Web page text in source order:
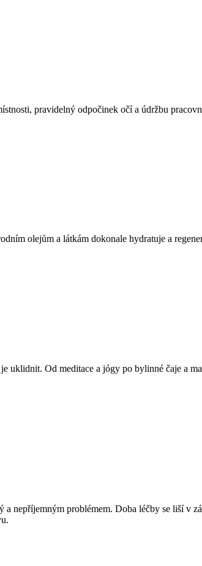
pravidelný odpočinek očí a údržbu
olejům a látkám dokonale hydratuje a
Od meditace a jógy po bylinné čaje a
nepříjemným problémem. Doba léčby se liší v